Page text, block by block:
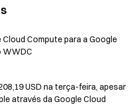
Compute para a Google
WWDC
USD na terça-feira, apesar
através da Google Cloud